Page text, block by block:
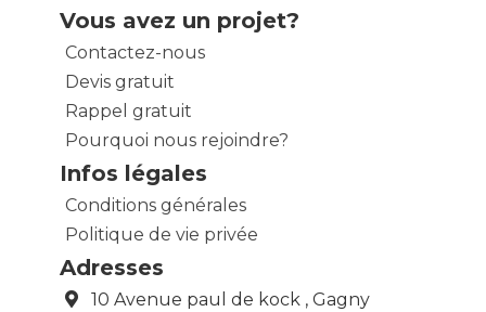
Vous avez un projet?
Contactez-nous
Devis gratuit
Rappel gratuit
Pourquoi nous rejoindre?
Infos légales
Conditions générales
Politique de vie privée
Adresses
10 Avenue paul de kock , Gagny